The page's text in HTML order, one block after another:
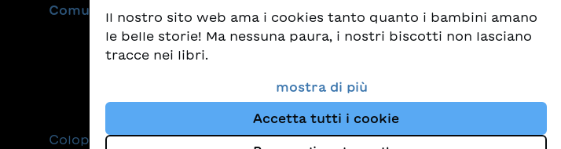
Comunicati stampa
Colophon Protezione dei dati
Il nostro sito web ama i cookies tanto quanto i bambini amano
le belle storie! Ma nessuna paura, i nostri biscotti non lasciano
tracce nei libri.
Prendiamo molto seriamente la protezione dei vostri dati e al
tempo stesso desideriamo che possiate sempre trovare da noi
i migliori libri per bambini. Questo sito Web utilizza cookies e
altre tecnologie di tracciamento per migliorare
mostra di più
Accetta tutti i cookie